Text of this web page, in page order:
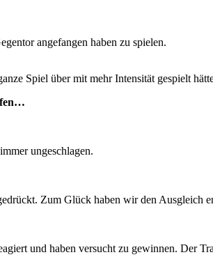
angefangen haben zu spielen.
Spiel über mit mehr Intensität gespielt
ungeschlagen.
Zum Glück haben wir den Ausgleich
und haben versucht zu gewinnen. Der